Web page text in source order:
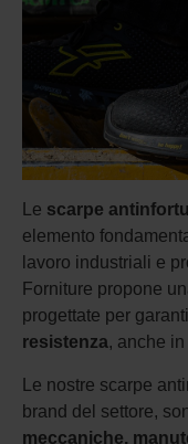
Le scarpe
elemento
lavoro industriali e
Forniture propone
progettate per
resistenza, anche
Le nostre scarpe
brand del settore,
meccaniche,